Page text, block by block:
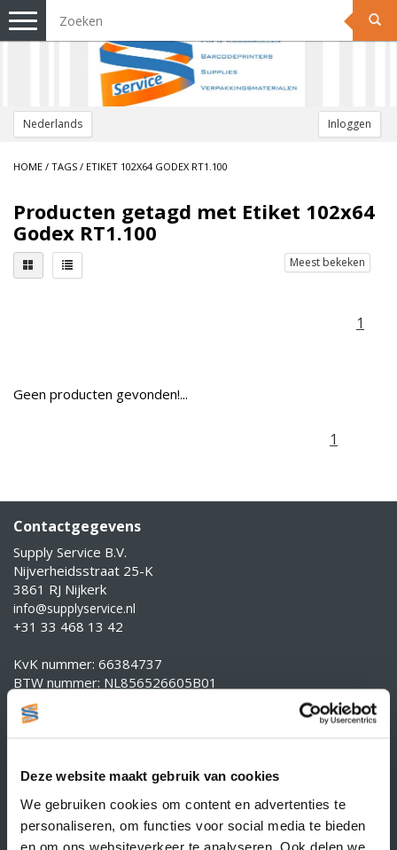
Deze website maakt gebruik van cookies
We gebruiken cookies om content en advertenties te
personaliseren, om functies voor social media te bieden
en om ons websiteverkeer te analyseren. Ook delen we
Nederlands Inloggen
Toggle
navigation
HOME / TAGS / ETIKET 102X64 GODEX RT1.100
Producten getagd met Etiket 102x64
Godex RT1.100
Meest bekeken
1
Geen producten gevonden!...
1
Contactgegevens
Supply Service B.V.
Nijverheidsstraat 25-K
3861 RJ Nijkerk
info@supplyservice.nl
+31 33 468 13 42
KvK nummer: 66384737
BTW nummer: NL856526605B01
Klantenservice
Over Supply Service B.V.
Veelgestelde vragen
Retourbeleid